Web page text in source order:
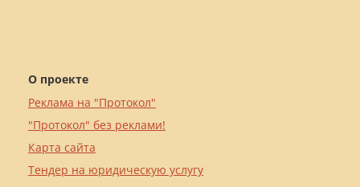
О проекте
Реклама на "Протокол"
"Протокол" без реклами!
Карта сайта
Тендер на юридическую услугу